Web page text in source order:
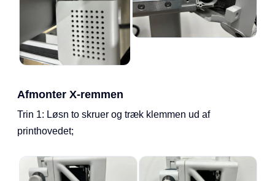
Afmonter X-remmen
Trin 1: Løsn to skruer og træk klemmen ud af
printhovedet;